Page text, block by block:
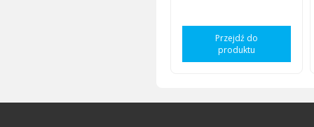
Przejdź do
produktu